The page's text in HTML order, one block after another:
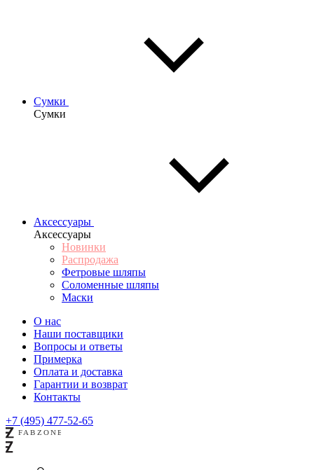
Сумки
Сумки
Аксессуары
Аксессуары
Новинки
Распродажа
Фетровые шляпы
Соломенные шляпы
Маски
О нас
Наши поставщики
Вопросы и ответы
Примерка
Оплата и доставка
Гарантии и возврат
Контакты
+7 (495) 477-52-65